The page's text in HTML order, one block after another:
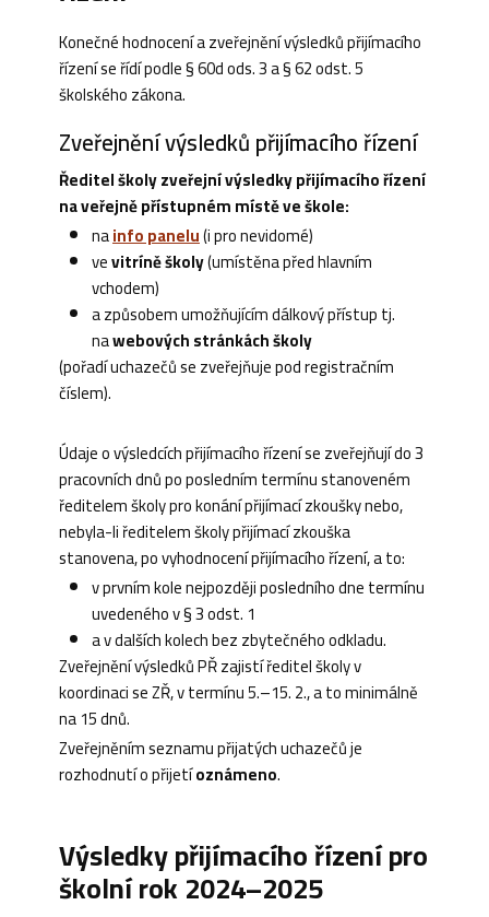
Konečné hodnocení a zveřejnění výsledků přijímacího
řízení se řídí podle § 60d ods. 3 a § 62 odst. 5
školského zákona.
Zveřejnění výsledků přijímacího řízení
Ředitel školy zveřejní výsledky přijímacího řízení
na veřejně přístupném místě ve škole:
nainfo panelu(i pro nevidomé)
vevitríně školy(umístěna před hlavním
vchodem)
a způsobem umožňujícím dálkový přístup tj.
nawebových stránkách školy
(pořadí uchazečů se zveřejňuje pod registračním
číslem).
Údaje o výsledcích přijímacího řízení se zveřejňují do 3
pracovních dnů po posledním termínu stanoveném
ředitelem školy pro konání přijímací zkoušky nebo,
nebyla-li ředitelem školy přijímací zkouška
stanovena, po vyhodnocení přijímacího řízení, a to:
v prvním kole nejpozději posledního dne termínu
uvedeného v § 3 odst. 1
a v dalších kolech bez zbytečného odkladu.
Zveřejnění výsledků PŘ zajistí ředitel školy v
koordinaci se ZŘ, v termínu 5.–15. 2., a to minimálně
na 15 dnů.
Zveřejněním seznamu přijatých uchazečů je
rozhodnutí o přijetíoznámeno.
Výsledky přijímacího řízení pro
školní rok 2024–2025